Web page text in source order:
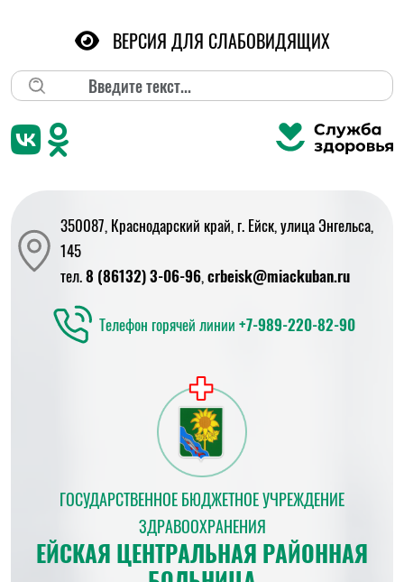
Поиск
ВЕРСИЯ ДЛЯ СЛАБОВИДЯЩИХ
350087, Краснодарский край, г. Ейск, улица Энгельса,
145
тел.8 (86132) 3-06-96,crbeisk@miackuban.ru
Телефон горячей линии +7-989-220-82-90
ГОСУДАРСТВЕННОЕ БЮДЖЕТНОЕ УЧРЕЖДЕНИЕ
ЗДРАВООХРАНЕНИЯ
ЕЙСКАЯ ЦЕНТРАЛЬНАЯ РАЙОННАЯ